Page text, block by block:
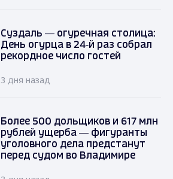
Суздаль — огуречная столица:
День огурца в 24‑й раз собрал
рекордное число гостей
3 дня назад
Более 500 дольщиков и 617 млн
рублей ущерба — фигуранты
уголовного дела предстанут
перед судом во Владимире